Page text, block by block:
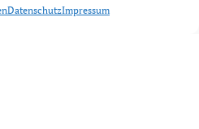
DatenschutzImpressum